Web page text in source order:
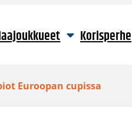
Korisperhe
Euroopan cupissa